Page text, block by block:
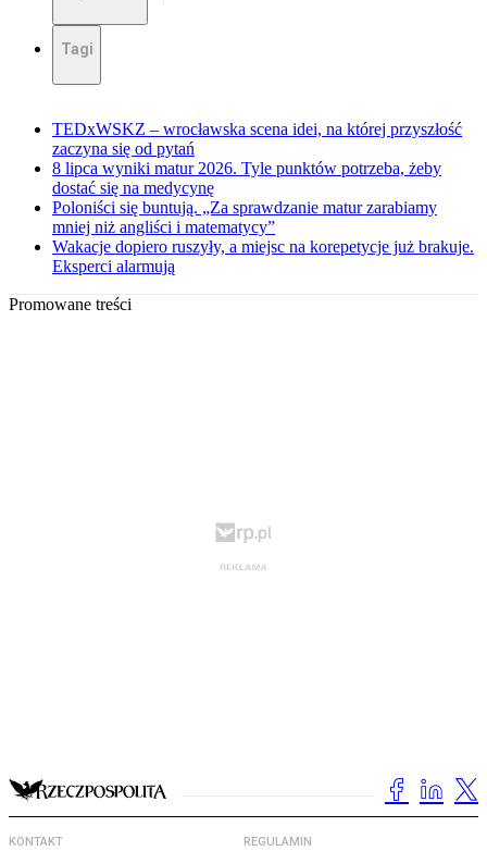
Tagi
TEDxWSKZ – wrocławska scena idei, na której przyszłość
zaczyna się od pytań
8 lipca wyniki matur 2026. Tyle punktów potrzeba, żeby
dostać się na medycynę
Poloniści się buntują. „Za sprawdzanie matur zarabiamy
mniej niż angliści i matematycy”
Wakacje dopiero ruszyły, a miejsc na korepetycje już brakuje.
Eksperci alarmują
Promowane treści
KONTAKT REGULAMIN